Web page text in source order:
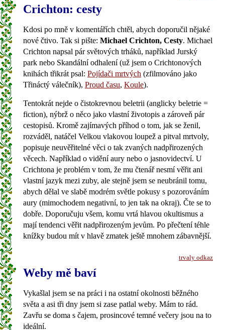
Crichton: cesty
Kdosi po mně v komentářích chtěl, abych doporučil nějaké
nové čtivo. Tak si pište: Michael Crichton, Cesty. Michael
Crichton napsal pár světových trháků, například Jurský
park nebo Skandální odhalení (už jsem o Crichtonových
knihách třikrát psal: Pojídači mrtvých (zfilmováno jako
Třináctý válečník), Proud času, Koule).
Tentokrát nejde o čistokrevnou beletrii (anglicky beletrie =
fiction), nýbrž o něco jako vlastní životopis a zároveň pár
cestopisů. Kromě zajímavých příhod o tom, jak se ženil,
rozváděl, natáčel Velkou vlakovou loupež a pitval mrtvoly,
popisuje neuvěřitelné věci o tak zvaných nadpřirozených
věcech. Například o vidění aury nebo o jasnovidectví. U
Crichtona je problém v tom, že mu čtenář nesmí věřit ani
vlastní jazyk mezi zuby, ale stejně jsem se neubránil tomu,
abych dělal ve slabě modrém světle pokusy s pozorováním
aury (mimochodem negativní, to jen tak na okraj). Čte se to
dobře. Doporučuju všem, komu vrtá hlavou okultismus a
mají tendenci věřit nadpřirozeným jevům. Po přečtení téhle
knížky budou mít v hlavě zmatek ještě mnohem zábavnější.
trvaly odkaz
Weby mě baví
Vykašlal jsem se na práci i na ostatní okolnosti běžného
světa a asi tři dny jsem si zase patlal weby. Mám to rád.
Zavřu se doma s čajem, prosincové temné večery jsou na to
ideální.